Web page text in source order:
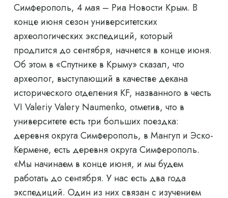
Симферополь, 4 мая – Риа Новости Крым. В
конце июня сезон университетских
археологических экспедиций, который
продлится до сентября, начнется в конце июня.
Об этом в «Спутнике в Крыму» сказал, что
археолог, выступающий в качестве декана
исторического отделения KF, названного в честь
VI Valeriy Valery Naumenko, отметив, что в
университете есть три больших поездка:
деревня округа Симферополь, в Мангуп и Эско-
Кермене, есть деревня округа Симферополь.
«Мы начинаем в конце июня, и мы будем
работать до сентября. У нас есть два года
экспедиций. Один из них связан с изучением